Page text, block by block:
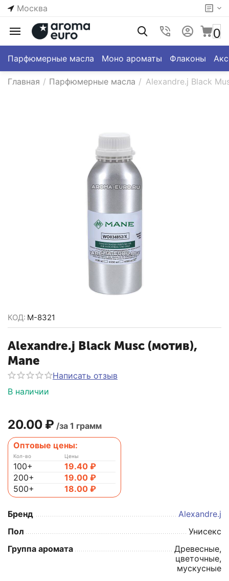
Москва
0
Парфюмерные масла Моно ароматы Флаконы
Главная / Парфюмерные масла / Alexandre.j Black
КОД: M-8321
Alexandre.j Black Musc (мотив),
Mane
Написать отзыв
В наличии
20.00 ₽ /за 1 грамм
Оптовые цены:
Кол-во
100+
200+
500+
Цены
19.40 ₽
19.00 ₽
18.00 ₽
Бренд
Alexandre.j
Пол
Унисекс
Группа аромата
Древесные,
цветочные,
мускусные